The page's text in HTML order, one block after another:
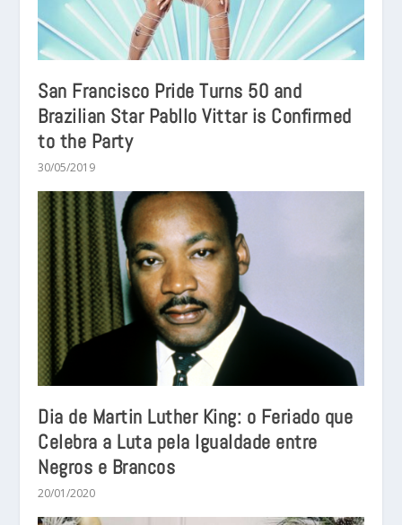
San Francisco Pride Turns 50 and
Brazilian Star Pabllo Vittar is Confirmed
to the Party
30/05/2019
Dia de Martin Luther King: o Feriado que
Celebra a Luta pela Igualdade entre
Negros e Brancos
20/01/2020